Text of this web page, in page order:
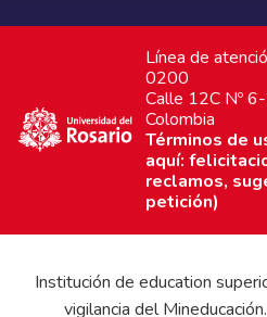
Línea de
0200
Calle 12C Nº
Colombia
Términos de
aquí:
reclamos,
petición)
Institución de education
vigilancia del